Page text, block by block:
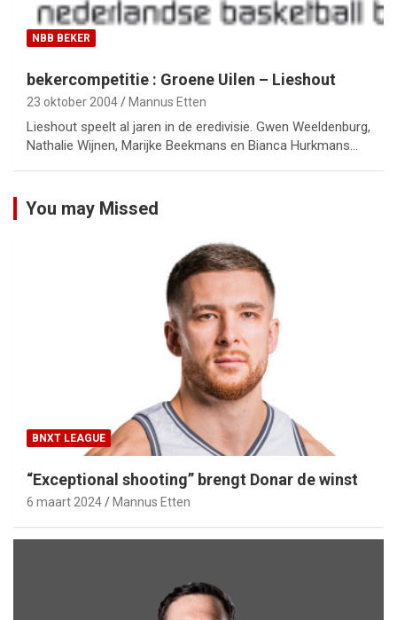
NBB BEKER
bekercompetitie : Groene Uilen – Lieshout
23 oktober 2004 Mannus Etten
Lieshout speelt al jaren in de eredivisie. Gwen Weeldenburg,
Nathalie Wijnen, Marijke Beekmans en Bianca Hurkmans…
You may Missed
BNXT LEAGUE
“Exceptional shooting” brengt Donar de winst
6 maart 2024 Mannus Etten